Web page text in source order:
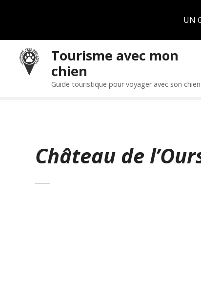
UN
Tourisme avec mon
chien
Guide touristique pour voyager avec son chien
Château de